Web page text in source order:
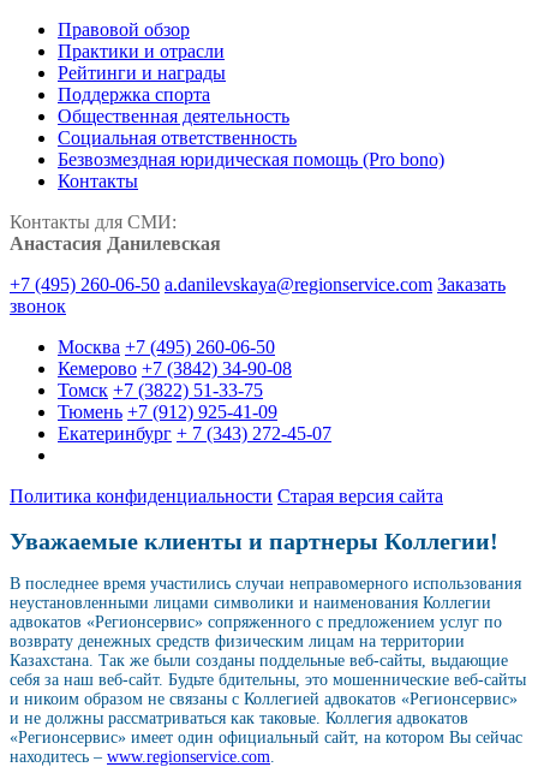
Правовой обзор
Практики и отрасли
Рейтинги и награды
Поддержка спорта
Общественная деятельность
Социальная ответственность
Безвозмездная юридическая помощь (Pro bono)
Контакты
Контакты для СМИ:
Анастасия Данилевская
+7 (495) 260-06-50 a.danilevskaya@regionservice.com Заказать
звонок
Москва +7 (495) 260-06-50
Кемерово +7 (3842) 34-90-08
Томск +7 (3822) 51-33-75
Тюмень +7 (912) 925-41-09
Екатеринбург + 7 (343) 272-45-07
Политика конфиденциальности Старая версия сайта
Уважаемые клиенты и партнеры Коллегии!
В последнее время участились случаи неправомерного использования
неустановленными лицами символики и наименования Коллегии
адвокатов «Регионсервис» сопряженного с предложением услуг по
возврату денежных средств физическим лицам на территории
Казахстана. Так же были созданы поддельные веб-сайты, выдающие
себя за наш веб-сайт. Будьте бдительны, это мошеннические веб-сайты
и никоим образом не связаны с Коллегией адвокатов «Регионсервис»
и не должны рассматриваться как таковые. Коллегия адвокатов
«Регионсервис» имеет один официальный сайт, на котором Вы сейчас
находитесь – www.regionservice.com